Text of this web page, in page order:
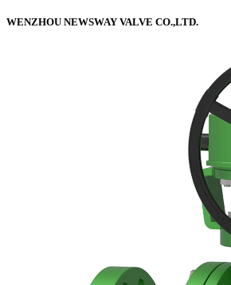
WENZHOU NEWSWAY VALVE CO.,LTD.